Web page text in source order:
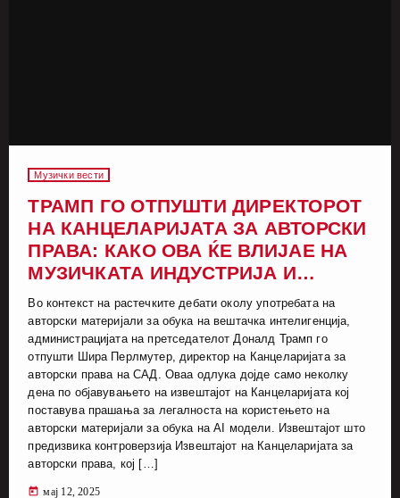
Музички вести
ТРАМП ГО ОТПУШТИ ДИРЕКТОРОТ
НА КАНЦЕЛАРИЈАТА ЗА АВТОРСКИ
ПРАВА: КАКО ОВА ЌЕ ВЛИЈАЕ НА
МУЗИЧКАТА ИНДУСТРИЈА И
ВЕШТАЧКАТА ИНТЕЛИГЕНЦИЈА?
Во контекст на растечките дебати околу употребата на
авторски материјали за обука на вештачка интелигенција,
администрацијата на претседателот Доналд Трамп го
отпушти Шира Перлмутер, директор на Канцеларијата за
авторски права на САД. Оваа одлука дојде само неколку
дена по објавувањето на извештајот на Канцеларијата кој
поставува прашања за легалноста на користењето на
авторски материјали за обука на AI модели. Извештајот што
предизвика контроверзија Извештајот на Канцеларијата за
авторски права, кој […]
today мај 12, 2025